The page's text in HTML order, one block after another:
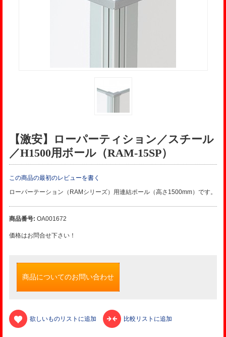
【激安】ローパーティション／スチール
／H1500用ボール（RAM-15SP）
この商品の最初のレビューを書く
ローパーテーション（RAMシリーズ）用連結ポール（高さ1500mm）です。
商品番号:OA001672
価格はお問合せ下さい！
商品についてのお問い合わせ
欲しいものリストに追加 比較リストに追加